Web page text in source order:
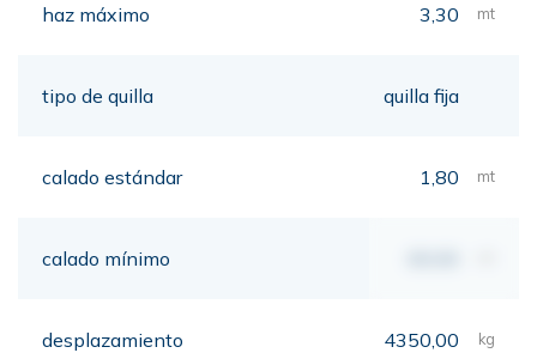
haz máximo 3,30 mt
tipo de quilla quilla fija
calado estándar 1,80 mt
calado mínimo
desplazamiento 4350,00 kg